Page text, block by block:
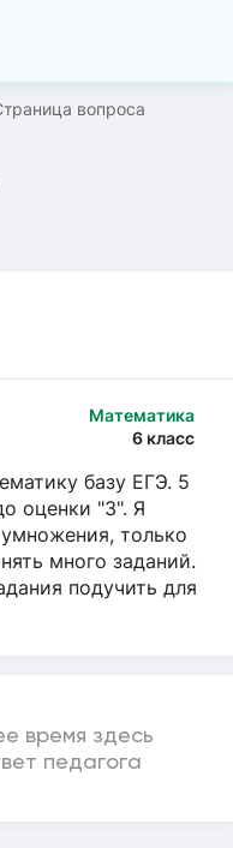
вопроса
Математика
6 класс
базу ЕГЭ. 5
оценки "3". Я
только
много заданий.
подучить для
время здесь
педагога